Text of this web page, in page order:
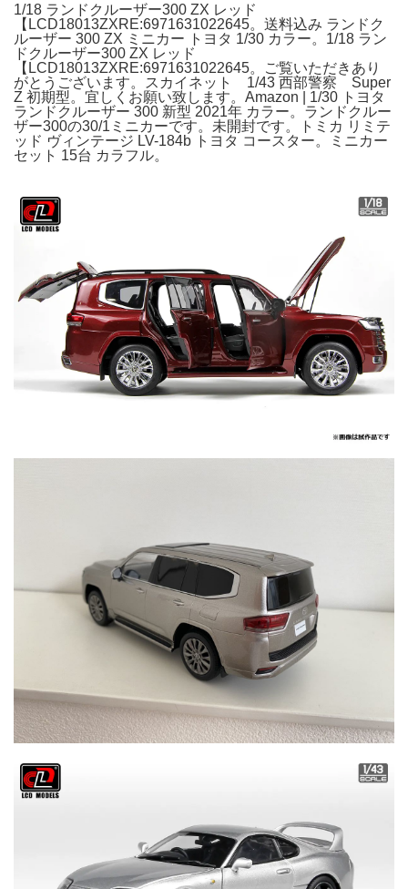
1/18 ランドクルーザー300 ZX レッド
【LCD18013ZXRE:6971631022645。送料込み ランドク
ルーザー 300 ZX ミニカー トヨタ 1/30 カラー。1/18 ラン
ドクルーザー300 ZX レッド
【LCD18013ZXRE:6971631022645。ご覧いただきあり
がとうございます。スカイネット 1/43 西部警察 Super
Z 初期型。宜しくお願い致します。Amazon | 1/30 トヨタ
ランドクルーザー 300 新型 2021年 カラー。ランドクルー
ザー300の30/1ミニカーです。未開封です。トミカ リミテ
ッド ヴィンテージ LV-184b トヨタ コースター。ミニカー
セット 15台 カラフル。